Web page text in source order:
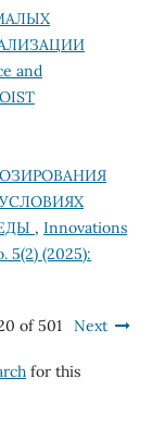
and
, Innovations
5(2) (2025):
of 501 Next
for this